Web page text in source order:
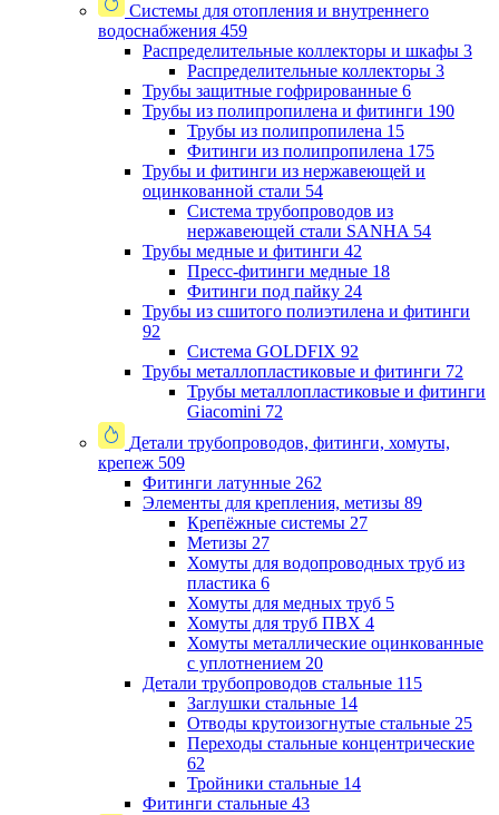
Системы для отопления и внутреннего
водоснабжения 459
Распределительные коллекторы и шкафы 3
Распределительные коллекторы 3
Трубы защитные гофрированные 6
Трубы из полипропилена и фитинги 190
Трубы из полипропилена 15
Фитинги из полипропилена 175
Трубы и фитинги из нержавеющей и
оцинкованной стали 54
Система трубопроводов из
нержавеющей стали SANHA 54
Трубы медные и фитинги 42
Пресс-фитинги медные 18
Фитинги под пайку 24
Трубы из сшитого полиэтилена и фитинги
92
Система GOLDFIX 92
Трубы металлопластиковые и фитинги 72
Трубы металлопластиковые и фитинги
Giacomini 72
Детали трубопроводов, фитинги, хомуты,
крепеж 509
Фитинги латунные 262
Элементы для крепления, метизы 89
Крепёжные системы 27
Метизы 27
Хомуты для водопроводных труб из
пластика 6
Хомуты для медных труб 5
Хомуты для труб ПВХ 4
Хомуты металлические оцинкованные
с уплотнением 20
Детали трубопроводов стальные 115
Заглушки стальные 14
Отводы крутоизогнутые стальные 25
Переходы стальные концентрические
62
Тройники стальные 14
Фитинги стальные 43